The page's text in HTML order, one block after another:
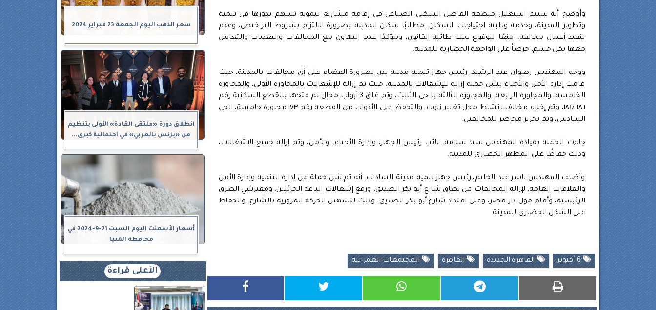
وأوضح أنه سيتم استغلال منطقة الفاصل السكني الصناعي في إقامة مشاريع تنموية تسهم بدورها في تنمية
وتطوير المدينة، وخدمة وتلبية احتياجات السكان، مطالبًا سكان المدينة بضرورة الالتزام بشروط التراخيص، وعدم
تنفيذ أعمال مخالفة، منعًا للوقوع تحت طائلة القانون، ومؤكدًا عدم التهاون مع المخالفات والتعديات والتعامل
معها بكل حسم، حرصاُ على الواجهة الحضارية للمدينة.
ووجه المهندس رضوان عبد الرشيد، رئيس جهاز تنمية مدينة بدر، بضرورة القضاء على أي مخالفات بالمدينة، حيث
قامت إدارة الأمن والأحياء بشن حملة إزالة للإشغالات بالمدينة، حيث تم إزالة للإشغالات بالمجاورة الأولى، والمجاورة
الخامسة، والمجاورة الرابعة، والمجاورة الثالثة بالحي الثالث، وتم غلق 3 أبواب محال تم فتحها بالقطع السكنية رقم
١٨٦ /١٨٤، وتم إخلاء مخالف بنشاط محل تغيير زيوت، والتحفظ على الأدوات من القطعة رقم ١٧٣ مجاورة خامسة، الحي
السادس، وتم تحرير محاضر للمخالفين.
جاءت الحملة بقيادة المهندس سيد سلامة، نائب رئيس الجهاز، وإدارة الأحياء، والأمن، وتم إزالة جميع الإشغالات،
وذلك حفاظًا على المظهر الحضارى للمدينة.
وأضاف المهندس ياسر عبد الحليم، رئيس جهاز تنمية مدينة السادات، أنه تم شن حملة من إدارة التنمية وإدارة الأمن
والعلاقات العامة، لإزالة المخالفات من نطاق شارع أبو بكر الصديق، ورفع إشغالات الباعة الجائلين، ومفترشي الطرق
الرئيسية، وأمام مول دار مصر، وعلى امتداد شارع أبو بكر الصديق، وذلك لتسهيل الحركة المرورية بالشارع، والحفاظ
على الشكل الحضاري للمدينة.
6 أكتوبر القاهرة الجديدة القاهرة المجتمعات العمرانية
سعر الذهب اليوم الجمعة 23 فبراير 2024
انطلاق دورة «ملتقى القادة» الأولى بتنظيم
من «بزنس بالعربي» في احتفالية كبرى...
أسعار الأسمنت اليوم السبت 21-9-2024 في
محافظة المنيا
الأعلى قراءة